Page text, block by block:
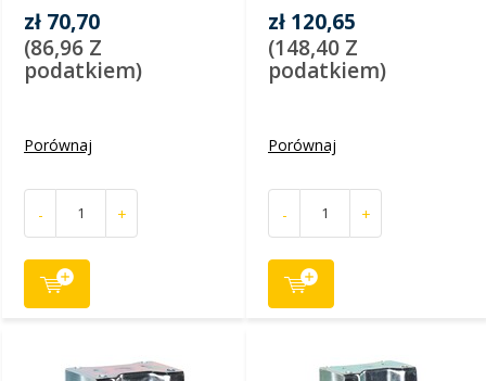
zł 70,70
(86,96 Z
podatkiem)
Porównaj
- +
zł 120,65
(148,40 Z
podatkiem)
Porównaj
- +